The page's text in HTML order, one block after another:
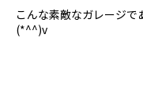
こんな素敵なガレージ
(*^^)v